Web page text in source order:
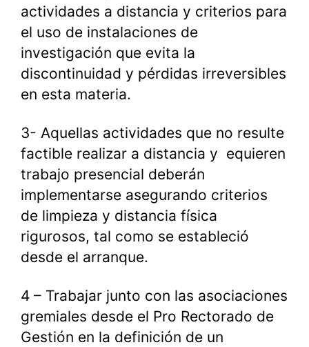
actividades a distancia y criterios para
el uso de instalaciones de
investigación que evita la
discontinuidad y pérdidas irreversibles
en esta materia.
3- Aquellas actividades que no resulte
factible realizar a distancia y equieren
trabajo presencial deberán
implementarse asegurando criterios
de limpieza y distancia física
rigurosos, tal como se estableció
desde el arranque.
4 – Trabajar junto con las asociaciones
gremiales desde el Pro Rectorado de
Gestión en la definición de un